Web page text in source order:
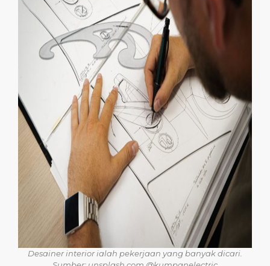
Desainer interior ialah pekerjaan yang banyak dicari.